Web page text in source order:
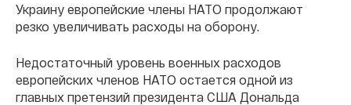
Украину европейские члены НАТО продолжают
резко увеличивать расходы на оборону.
Недостаточный уровень военных расходов
европейских членов НАТО остается одной из
главных претензий президента США Дональда